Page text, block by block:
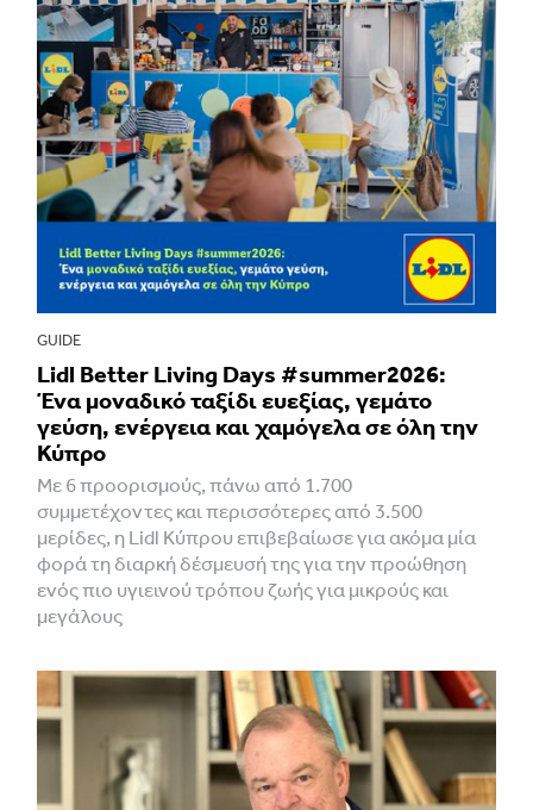
GUIDE
Lidl Better Living Days #summer2026:
Ένα μοναδικό ταξίδι ευεξίας, γεμάτο
γεύση, ενέργεια και χαμόγελα σε όλη την
Κύπρο
Με 6 προορισμούς, πάνω από 1.700
συμμετέχοντες και περισσότερες από 3.500
μερίδες, η Lidl Κύπρου επιβεβαίωσε για ακόμα μία
φορά τη διαρκή δέσμευσή της για την προώθηση
ενός πιο υγιεινού τρόπου ζωής για μικρούς και
μεγάλους